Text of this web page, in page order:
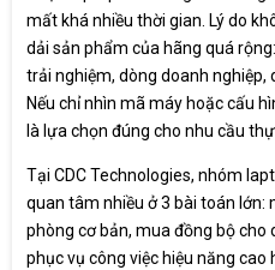
mất khá nhiều thời gian. Lý do
dải sản phẩm của hãng quá
trải nghiệm, dòng doanh nghiệp,
Nếu chỉ nhìn mã máy hoặc cấu
là lựa chọn đúng cho nhu cầu
Tại CDC Technologies, nhóm
quan tâm nhiều ở 3 bài toán lớn:
phòng cơ bản, mua đồng bộ cho
phục vụ công việc hiệu năng